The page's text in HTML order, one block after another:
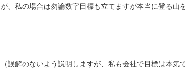
が、 私の場合は勿論数字目標も立てますが本当に登る山
（誤解のないよう説明しますが、私も会社で目標は本気